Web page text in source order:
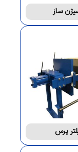
ساز
پرس